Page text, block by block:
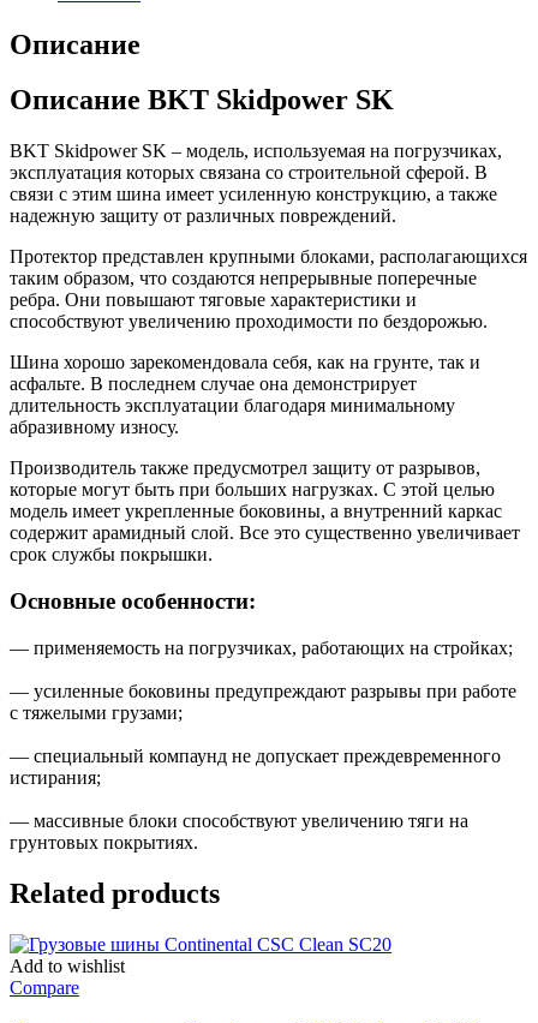
Описание
Описание BKT Skidpower SK
BKT Skidpower SK – модель, используемая на погрузчиках,
эксплуатация которых связана со строительной сферой. В
связи с этим шина имеет усиленную конструкцию, а также
надежную защиту от различных повреждений.
Протектор представлен крупными блоками, располагающихся
таким образом, что создаются непрерывные поперечные
ребра. Они повышают тяговые характеристики и
способствуют увеличению проходимости по бездорожью.
Шина хорошо зарекомендовала себя, как на грунте, так и
асфальте. В последнем случае она демонстрирует
длительность эксплуатации благодаря минимальному
абразивному износу.
Производитель также предусмотрел защиту от разрывов,
которые могут быть при больших нагрузках. С этой целью
модель имеет укрепленные боковины, а внутренний каркас
содержит арамидный слой. Все это существенно увеличивает
срок службы покрышки.
Основные особенности:
— применяемость на погрузчиках, работающих на стройках;
— усиленные боковины предупреждают разрывы при работе
с тяжелыми грузами;
— специальный компаунд не допускает преждевременного
истирания;
— массивные блоки способствуют увеличению тяги на
грунтовых покрытиях.
Related products
Add to wishlist
Compare